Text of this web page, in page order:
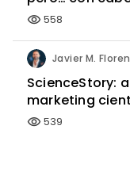
visibility 558
Javier M.
ScienceStory:
marketing
visibility 539